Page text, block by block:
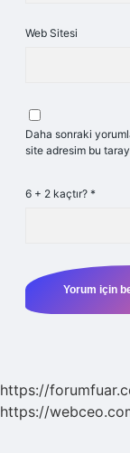
Web Sitesi
Daha sonraki
site adresim bu
6 + 2 kaçtır? *
https://
https://